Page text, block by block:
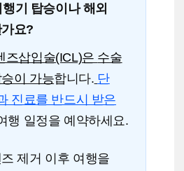
기 탑승이나 해외
요?
즈삽입술(ICL)은 수술
이 가능합니다. 단
진료를 반드시 받은
행 일정을 예약하세요.
제거 이후 여행을